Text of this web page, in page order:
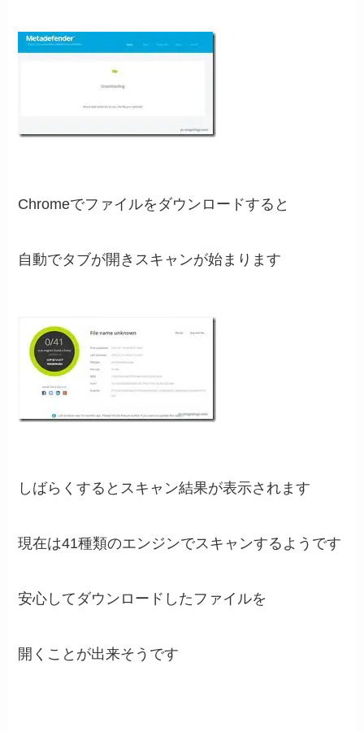
Chromeでファイルをダウンロードすると
自動でタブが開きスキャンが始まります
しばらくするとスキャン結果が表示されます
現在は41種類のエンジンでスキャンするようです
安心してダウンロードしたファイルを
開くことが出来そうです